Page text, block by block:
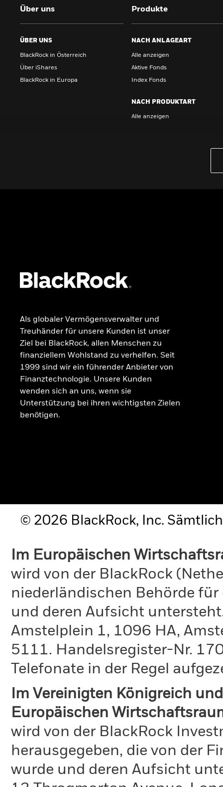
Über uns
ÜBER UNS
BlackRock in Österreich
Über iShares
BlackRock in Europa
Produkte
NACH ANLAGEART
Alle anzeigen
Aktive Fonds
Index Fonds
NACH PRODUKTART
Alle anzeigen
Als globaler Vermögensverwalter und
Treuhänder für unsere Kunden ist unser
Ziel bei BlackRock, allen Menschen zu
finanziellem Wohlstand zu verhelfen. Seit
1999 sind wir ein führender Anbieter von
Finanztechnologie. Unsere Kunden
wenden sich an uns, wenn sie
Unterstützung bei ihren wichtigsten Zielen
benötigen.
© 2026 BlackRock, Inc.
Im Europäischen
wird von der BlackRock
niederländischen Behörde
und deren Aufsicht
Amstelplein 1, 1096 HA,
5111. Handelsregister-Nr.
Telefonate in der Regel
Im Vereinigten Königreich
Europäischen
wird von der BlackRock
herausgegeben, die von der
wurde und deren Aufsicht